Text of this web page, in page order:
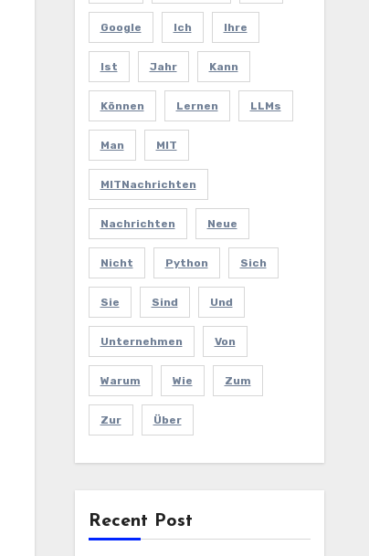
Google Ich Ihre
Ist Jahr Kann
Können Lernen LLMs
Man MIT
MITNachrichten
Nachrichten Neue
Nicht Python Sich
Sie Sind Und
Unternehmen Von
Warum Wie Zum
Zur Über
Recent Post